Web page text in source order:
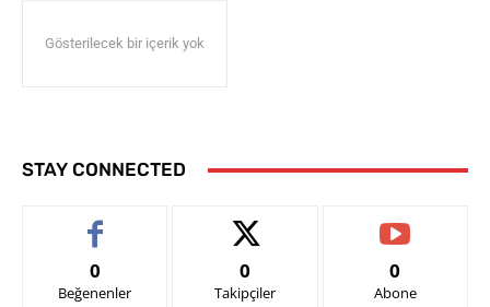
Gösterilecek bir içerik yok
STAY CONNECTED
0
Beğenenler
0
Takipçiler
0
Abone